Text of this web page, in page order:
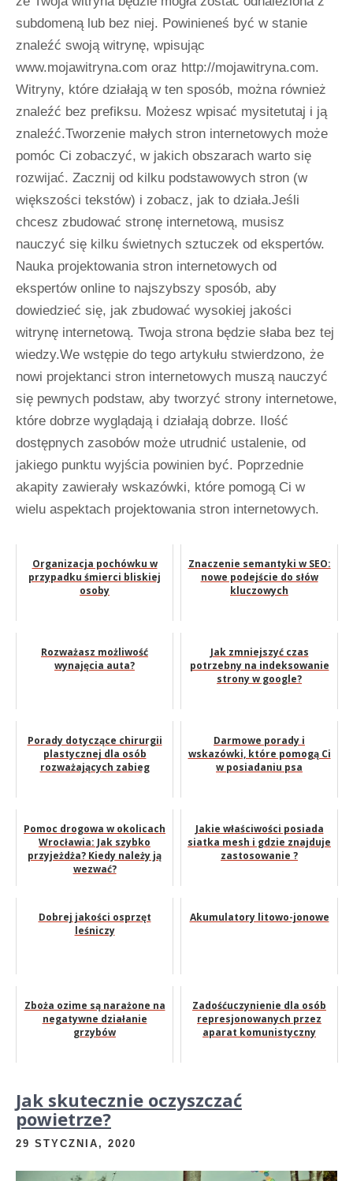
subdomeną lub bez niej. Powinieneś być w stanie
znaleźć swoją witrynę, wpisując
www.mojawitryna.com oraz http://mojawitryna.com.
Witryny, które działają w ten sposób, można również
znaleźć bez prefiksu. Możesz wpisać mysitetutaj i ją
znaleźć.Tworzenie małych stron internetowych może
pomóc Ci zobaczyć, w jakich obszarach warto się
rozwijać. Zacznij od kilku podstawowych stron (w
większości tekstów) i zobacz, jak to działa.Jeśli
chcesz zbudować stronę internetową, musisz
nauczyć się kilku świetnych sztuczek od ekspertów.
Nauka projektowania stron internetowych od
ekspertów online to najszybszy sposób, aby
dowiedzieć się, jak zbudować wysokiej jakości
witrynę internetową. Twoja strona będzie słaba bez tej
wiedzy.We wstępie do tego artykułu stwierdzono, że
nowi projektanci stron internetowych muszą nauczyć
się pewnych podstaw, aby tworzyć strony internetowe,
które dobrze wyglądają i działają dobrze. Ilość
dostępnych zasobów może utrudnić ustalenie, od
jakiego punktu wyjścia powinien być. Poprzednie
akapity zawierały wskazówki, które pomogą Ci w
wielu aspektach projektowania stron internetowych.
Organizacja pochówku w
przypadku śmierci bliskiej
osoby
Znaczenie semantyki w SEO:
nowe podejście do słów
kluczowych
Rozważasz możliwość
wynajęcia auta?
Jak zmniejszyć czas
potrzebny na indeksowanie
strony w google?
Porady dotyczące chirurgii
plastycznej dla osób
rozważających zabieg
Darmowe porady i
wskazówki, które pomogą Ci
w posiadaniu psa
Pomoc drogowa w okolicach
Wrocławia: Jak szybko
przyjeżdża? Kiedy należy ją
wezwać?
Jakie właściwości posiada
siatka mesh i gdzie znajduje
zastosowanie ?
Dobrej jakości osprzęt
leśniczy
Akumulatory litowo-jonowe
Zboża ozime są narażone na
negatywne działanie
grzybów
Zadośćuczynienie dla osób
represjonowanych przez
aparat komunistyczny
Jak skutecznie oczyszczać
powietrze?
29 STYCZNIA, 2020